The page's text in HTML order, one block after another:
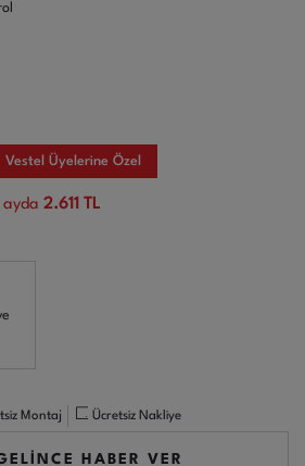
Vestel Üyelerine Özel
ayda 2.611 TL
Montaj Ücretsiz Nakliye
HABER VER